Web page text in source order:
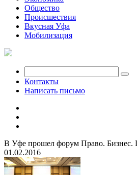
Общество
Происшествия
Вкусная Уфа
Мобилизация
Контакты
Написать письмо
В Уфе прошел форум Право. Бизнес.
01.02.2016